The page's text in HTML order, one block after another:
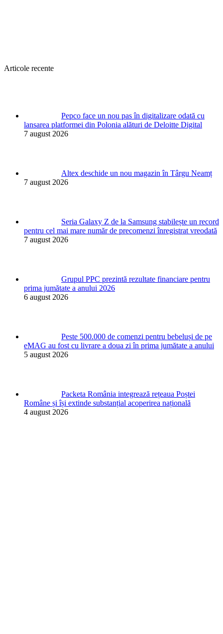
Articole recente
Pepco face un nou pas în digitalizare odată cu
lansarea platformei din Polonia alături de Deloitte Digital
7 august 2026
Altex deschide un nou magazin în Târgu Neamț
7 august 2026
Seria Galaxy Z de la Samsung stabilește un record
pentru cel mai mare număr de precomenzi înregistrat vreodată
7 august 2026
Grupul PPC prezintă rezultate financiare pentru
prima jumătate a anului 2026
6 august 2026
Peste 500.000 de comenzi pentru bebeluși de pe
eMAG au fost cu livrare a doua zi în prima jumătate a anului
5 august 2026
Packeta România integrează rețeaua Poștei
Române și își extinde substanțial acoperirea națională
4 august 2026